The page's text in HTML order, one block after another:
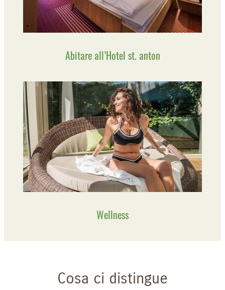
Abitare all’Hotel st. anton
Wellness
Cosa ci distingue